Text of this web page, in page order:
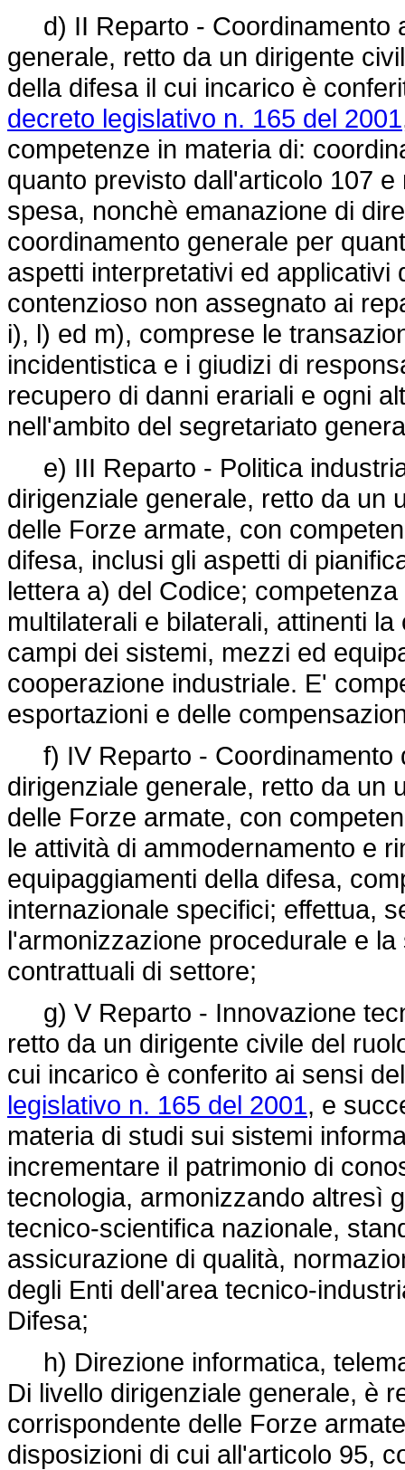
d) II Reparto - Coordinamento
generale, retto da un dirigente
della difesa il cui incarico è
decreto legislativo n. 165 del 2001
competenze in materia di:
quanto previsto dall'articolo 107
spesa, nonchè emanazione di
coordinamento generale per
aspetti interpretativi ed
contenzioso non assegnato ai
i), l) ed m), comprese le
incidentistica e i giudizi di
recupero di danni erariali e ogni
nell'ambito del segretariato
e) III Reparto - Politica
dirigenziale generale, retto da un
delle Forze armate, con
difesa, inclusi gli aspetti di
lettera a) del Codice;
multilaterali e bilaterali, attinenti
campi dei sistemi, mezzi ed
cooperazione industriale. E'
esportazioni e delle
f) IV Reparto - Coordinamento
dirigenziale generale, retto da un
delle Forze armate, con
le attività di ammodernamento e
equipaggiamenti della difesa,
internazionale specifici; effettua,
l'armonizzazione procedurale e
contrattuali di settore;
g) V Reparto - Innovazione
retto da un dirigente civile del
cui incarico è conferito ai sensi
legislativo n. 165 del 2001, e
materia di studi sui sistemi
incrementare il patrimonio di
tecnologia, armonizzando altresì
tecnico-scientifica nazionale,
assicurazione di qualità,
degli Enti dell'area tecnico-
Difesa;
h) Direzione informatica,
Di livello dirigenziale generale, è
corrispondente delle Forze
disposizioni di cui all'articolo 95,